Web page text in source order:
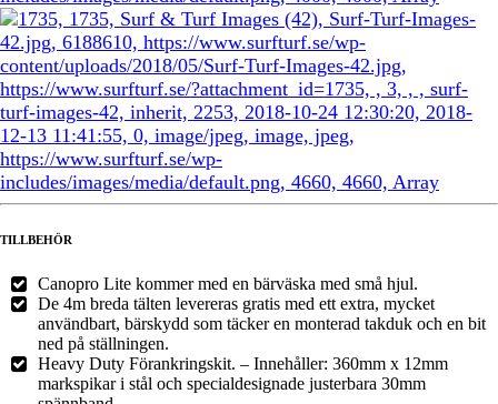
TILLBEHÖR
Canopro Lite kommer med en bärväska med små hjul.
De 4m breda tälten levereras gratis med ett extra, mycket
användbart, bärskydd som täcker en monterad takduk och en bit
ned på ställningen.
Heavy Duty Förankringskit. – Innehåller: 360mm x 12mm
markspikar i stål och specialdesignade justerbara 30mm